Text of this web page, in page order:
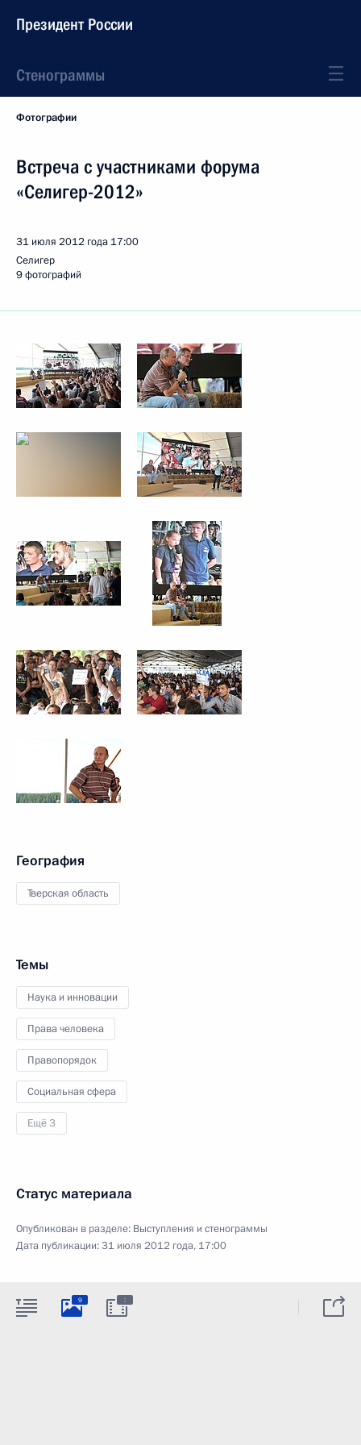
Президент России
Стенограммы
Фотографии
Встреча с участниками форума
«Селигер-2012»
31 июля 2012 года 17:00
Селигер
9 фотографий
География
Тверская область
Темы
Наука и инновации
Права человека
Правопорядок
Социальная сфера
Ещё 3
Статус материала
Опубликован в разделе: Выступления и стенограммы
Дата публикации:31 июля 2012 года, 17:00
9 :